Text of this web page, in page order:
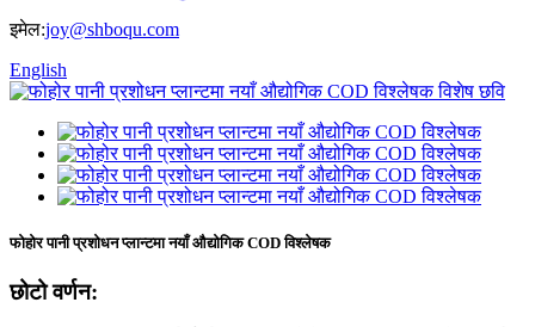
इमेल:joy@shboqu.com
English
फोहोर पानी प्रशोधन प्लान्टमा नयाँ औद्योगिक COD विश्लेषक
छोटो वर्णन: